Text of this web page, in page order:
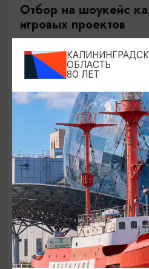
Отбор на шоукейс
игровых проектов
22.08.2026
Калининград, ул.
ОТ 1000₽
КОНЦЕРТЫ
ОБЛАСТЬ
80 ЛЕТ